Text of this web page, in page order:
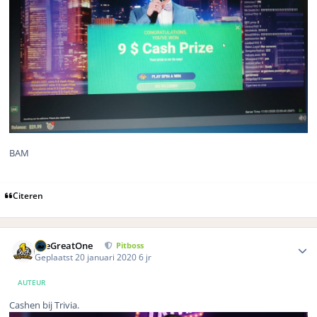
BAM
Citeren
TheGreatOne Pitboss
Geplaatst 20 januari 20206 jr
AUTEUR
Cashen bij Trivia.